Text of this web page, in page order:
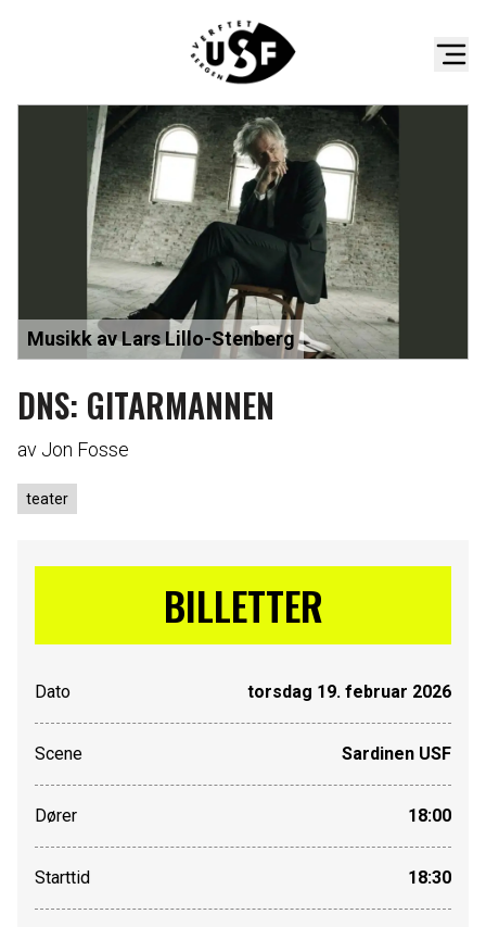
Musikk av Lars Lillo-Stenberg
DNS: GITARMANNEN
av Jon Fosse
teater
BILLETTER
Dato torsdag 19. februar 2026
Scene Sardinen USF
Dører 18:00
Starttid 18:30